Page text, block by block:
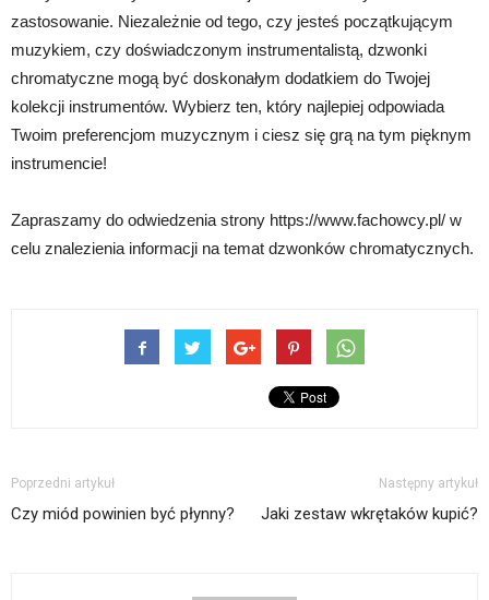
zastosowanie. Niezależnie od tego, czy jesteś początkującym
muzykiem, czy doświadczonym instrumentalistą, dzwonki
chromatyczne mogą być doskonałym dodatkiem do Twojej
kolekcji instrumentów. Wybierz ten, który najlepiej odpowiada
Twoim preferencjom muzycznym i ciesz się grą na tym pięknym
instrumencie!
Zapraszamy do odwiedzenia strony https://www.fachowcy.pl/ w
celu znalezienia informacji na temat dzwonków chromatycznych.
Poprzedni artykuł
Czy miód powinien być płynny?
Następny artykuł
Jaki zestaw wkrętaków kupić?